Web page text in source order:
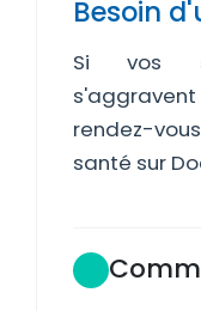
Besoin
Si vos
s'aggravent
rendez-
santé sur